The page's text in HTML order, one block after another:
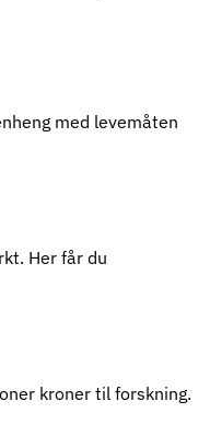
med levemåten
Her får du
kroner til forskning.